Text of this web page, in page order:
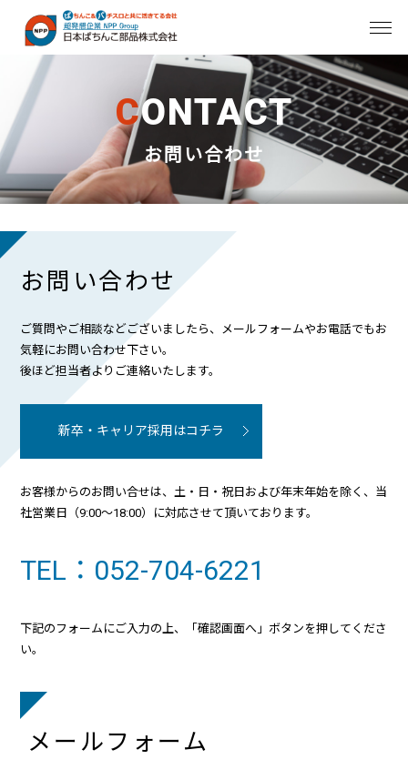
CONTACT
お問い合わせ
お問い合わせ
ご質問やご相談などございましたら、メールフォームやお電話でもお
気軽にお問い合わせ下さい。
後ほど担当者よりご連絡いたします。
新卒・キャリア採用はコチラ
お客様からのお問い合せは、土・日・祝日および年末年始を除く、当
社営業日（9:00～18:00）に対応させて頂いております。
TEL：052-704-6221
下記のフォームにご入力の上、「確認画面へ」ボタンを押してくださ
い。
メールフォーム